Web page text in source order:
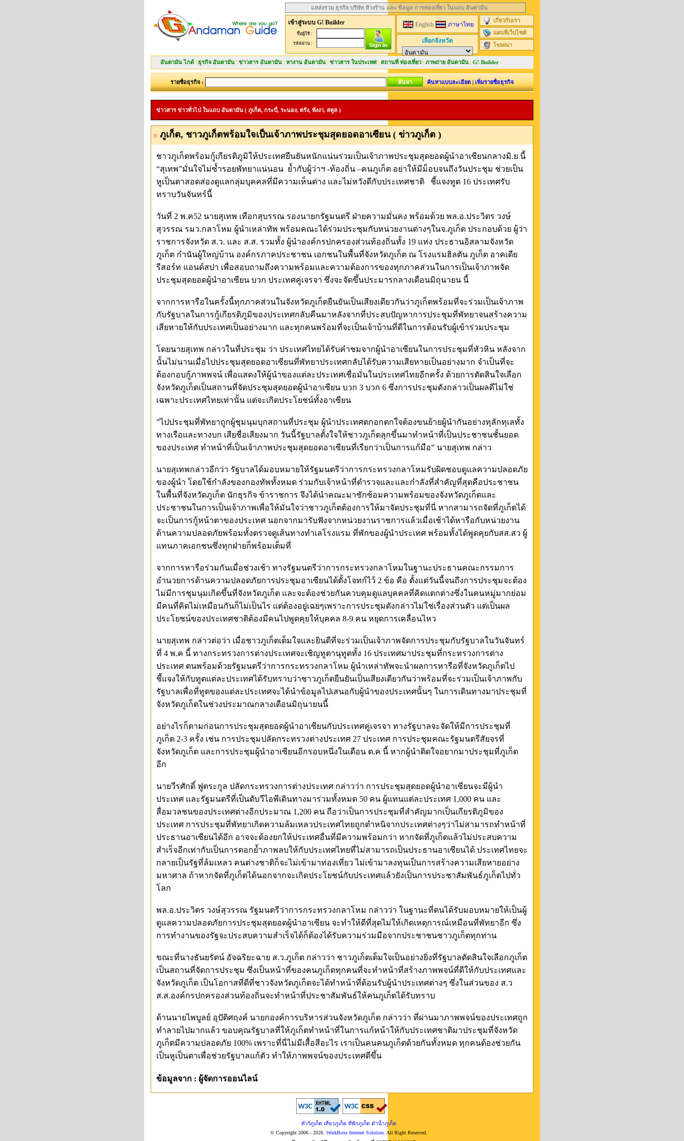
แหล่งรวม ธุรกิจ บริษัท ห้างร้าน และ ข้อมูล การท่องเที่ยว ในแถบ อันดามัน
เข้าสู่ระบบ G! Builder
ชื่อผู้ใช้ :
รหัสผ่าน :
English ภาษาไทย
เลือกจังหวัด
เกี่ยวกับเรา
แผนที่เว็บไซต์
โฆษณา
อันดามัน ไกด์ | ธุรกิจ อันดามัน | ข่าวสาร อันดามัน | หางาน อันดามัน | ข่าวสาร ในประเทศ| สถานที่ ท่องเที่ยว | ภาพถ่าย อันดามัน | G! Builder
รายชื่อธุรกิจ : ค้นหาแบบละเอียด|เพิ่มรายชื่อธุรกิจ
ข่าวสาร ข่าวทั่วไป ในแถบ อันดามัน ( ภูเก็ต, กระบี่, ระนอง, ตรัง, พังงา, สตูล )
ภูเก็ต, ชาวภูเก็ตพร้อมใจเป็นเจ้าภาพประชุมสุดยอดอาเซียน ( ข่าวภูเก็ต )
ชาวภูเก็ตพร้อมกู้เกียรติภูมิให้ประเทศยืนยันหนักแน่นร่วมเป็นเจ้าภาพประชุมสุดยอดผู้นำอาเซียนกลางมิ.ย นี้
“สุเทพ”มั่นใจไม่ซ้ำรอยพัทยาแน่นอน ย้ำกับผู้ว่าฯ -ท้องถิ่น –คนภูเก็ต อย่าให้มีม็อบจนถึงวันประชุม ช่วยเป็น
หูเป็นตาสอดส่องดูแลกลุ่มบุคคลที่มีความเห็นต่าง และไม่หวังดีกับประเทศชาติ ชี้แจงทูต 16 ประเทศรับ
ทราบวันจันทร์นี้
วันที่ 2 พ.ค52 นายสุเทพ เทือกสุบรรณ รองนายกรัฐมนตรี ฝ่ายความมั่นคง พร้อมด้วย พล.อ.ประวิตร วงษ์
สุวรรณ รมว.กลาโหม ผู้นำเหล่าทัพ พร้อมคณะได้ร่วมประชุมกับหน่วยงานต่างๆในจ.ภูเก็ต ประกอบด้วย ผู้ว่า
ราชการจังหวัด ส.ว. และ ส.ส. รวมทั้ง ผู้นำองค์กรปกครองส่วนท้องถิ่นทั้ง 19 แห่ง ประธานอิสลามจังหวัด
ภูเก็ต กำนันผู้ใหญ่บ้าน องค์กรภาคประชาชน เอกชนในพื้นที่จังหวัดภูเก็ต ณ โรงแรมฮิลตัน ภูเก็ต อาคเดีย
รีสอร์ท แอนด์สปา เพื่อสอบถามถึงความพร้อมและความต้องการของทุกภาคส่วนในการเป็นเจ้าภาพจัด
ประชุมสุดยอดผู้นำอาเซียน บวก ประเทศคู่เจรจา ซึ่งจะจัดขึ้นประมารกลางเดือนมิถุนายน นี้
จากการหารือในครั้งนี้ทุกภาคส่วนในจังหวัดภูเก็ตยืนยันเป็นเสียงเดียวกันว่าภูเก็ตพร้อมที่จะร่วมเป็นเจ้าภาพ
กับรัฐบาลในการกู้เกียรติภูมิของประเทศกลับคืนมาหลังจากที่ประสบปัญหาการประชุมที่พัทยาจนสร้างความ
เสียหายให้กับประเทศเป็นอย่างมาก และทุกคนพร้อมที่จะเป็นเจ้าบ้านที่ดีในการต้อนรับผู้เข้าร่วมประชุม
โดยนายสุเทพ กล่าวในที่ประชุม ว่า ประเทศไทยได้รับคำชมจากผู้นำอาเซียนในการประชุมที่หัวหิน หลังจาก
นั้นไม่นานเมื่อไปประชุมสุดยอดอาเซียนที่พัทยาประเทศกลับได้รับความเสียหายเป็นอย่างมาก จำเป็นที่จะ
ต้องกอบกู้ภาพพจน์ เพื่อแสดงให้ผู้นำของแต่ละประเทศเชื่อมั่นในประเทศไทยอีกครั้ง ด้วยการตัดสินใจเลือก
จังหวัดภูเก็ตเป็นสถานที่จัดประชุมสุดยอดผู้นำอาเซียน บวก 3 บวก 6 ซึ่งการประชุมดังกล่าวเป็นผลดีไม่ใช่
เฉพาะประเทศไทยเท่านั้น แต่จะเกิดประโยชน์ทั้งอาเซียน
”ไปประชุมที่พัทยาถูกผู้ชุมนุมบุกสถานที่ประชุม ผู้นำประเทศตกอกตกใจต้องขนย้ายผู้นำกันอย่างทุลักทุเลทั้ง
ทางเรือและทางบก เสียชื่อเสียงมาก วันนี้รัฐบาลตั้งใจให้ชาวภูเก็ตลุกขึ้นมาทำหน้าที่เป็นประชาชนชั้นยอด
ของประเทศ ทำหน้าที่เป็นเจ้าภาพประชุมสุดยอดอาเซียนที่เรียกว่าเป็นการแก้มือ” นายสุเทพ กล่าว
นายสุเทพกล่าวอีกว่า รัฐบาลได้มอบหมายให้รัฐมนตรีว่าการกระทรวงกลาโหมรับผิดชอบดูแลความปลอดภัย
ของผู้นำ โดยใช้กำลังของกองทัพทั้งหมด ร่วมกับเจ้าหน้าที่ตำรวจและและกำลังที่สำคัญที่สุดคือประชาชน
ในพื้นที่จังหวัดภูเก็ต นักธุรกิจ ข้าราชการ จึงได้นำคณะมาซักซ้อมความพร้อมของจังหวัดภูเก็ตและ
ประชาชนในการเป็นเจ้าภาพเพื่อให้มั่นใจว่าชาวภูเก็ตต้องการให้มาจัดประชุมที่นี่ หากสามารถจัดที่ภูเก็ตได้
จะเป็นการกู้หน้าตาของประเทศ นอกจากมารับฟังจากหน่วยงานราชการแล้วเมื่อเช้าได้หารือกับหน่วยงาน
ด้านความปลอดภัยพร้อมทั้งตรวจดูเส้นทางทำเลโรงแรม ที่พักของผู้นำประเทศ พร้อมทั้งได้พูดคุยกับสส.สว ผู้
แทนภาคเอกชนซึ่งทุกฝ่ายก็พร้อมเต็มที่
จากการหารือร่วมกันเมื่อช่วงเช้า ทางรัฐมนตรีว่าการกระทรวงกลาโหมในฐานะประธานคณะกรรมการ
อำนวยการด้านความปลอดภัยการประชุมอาเซียนได้ตั้งโจทก์ไว้ 2 ข้อ คือ ตั้งแต่วันนี้จนถึงการประชุมจะต้อง
ไม่มีการชุมนุมเกิดขึ้นที่จังหวัดภูเก็ต และจะต้องช่วยกันควบคุมดูแลบุคคลที่คิดแตกต่างซึ่งในคนหมู่มากย่อม
มีคนที่คิดไม่เหมือนกันก็ไม่เป็นไร แต่ต้องอยู่เฉยๆเพราะการประชุมดังกล่าวไม่ใช่เรื่องส่วนตัว แต่เป็นผล
ประโยชน์ของประเทศชาติต้องมีคนไปพูดคุยให้บุคคล 8-9 คน หยุดการเคลื่อนไหว
นายสุเทพ กล่าวต่อว่า เมื่อชาวภูเก็ตเต็มใจและยินดีที่จะร่วมเป็นเจ้าภาพจัดการประชุมกับรัฐบาลในวันจันทร์
ที่ 4 พ.ค นี้ ทางกระทรวงการต่างประเทศจะเชิญทูตานุทูตทั้ง 16 ประเทศมาประชุมที่กระทรวงการต่าง
ประเทศ ตนพร้อมด้วยรัฐมนตรีว่าการกระทรวงกลาโหม ผู้นำเหล่าทัพจะนำผลการหารือที่จังหวัดภูเก็ตไป
ชี้แจงให้กับทูตแต่ละประเทศได้รับทราบว่าชาวภูเก็ตยืนยันเป็นเสียงเดียวกันว่าพร้อมที่จะร่วมเป็นเจ้าภาพกับ
รัฐบาลเพื่อที่ทูตของแต่ละประเทศจะได้นำข้อมูลไปเสนอกับผู้นำของประเทศนั้นๆ ในการเดินทางมาประชุมที่
จังหวัดภูเก็ตในช่วงประมาณกลางเดือนมิถุนายนนี้
อย่างไรก็ตามก่อนการประชุมสุดยอดผู้นำอาเซียนกับประเทศคู่เจรจา ทางรัฐบาลจะจัดให้มีการประชุมที่
ภูเก็ต 2-3 ครั้ง เช่น การประชุมปลัดกระทรวงต่างประเทศ 27 ประเทศ การประชุมคณะรัฐมนตรีสัยจรที่
จังหวัดภูเก็ต และการประชุมผู้นำอาเซียนอีกรอบหนึ่งในเดือน ต.ค นี้ หากผู้นำติดใจอยากมาประชุมที่ภูเก็ต
อีก
นายวีรศักดิ์ ฟูตระกูล ปลัดกระทรวงการต่างประเทศ กล่าวว่า การประชุมสุดยอดผู้นำอาเซียนจะมีผู้นำ
ประเทศ และรัฐมนตรีที่เป็นดับวีไอพีเดินทางมาร่วมทั้งหมด 50 คน ผู้แทนแต่ละประเทศ 1,000 คน และ
สื่อมวลชนของประเทศต่างอีกประมาณ 1,200 คน ถือว่าเป็นการประชุมที่สำคัญมากเป็นเกียรติภูมิของ
ประเทศ การประชุมที่พัทยาเกิดความล้มเหลวประเทศไทยถูกตำหนิจากประเทศต่างๆว่าไม่สามารถทำหน้าที่
ประธานอาเซียนได้อีก อาจจะต้องยกให้ประเทศอื่นที่มีความพร้อมกว่า หากจัดที่ภูเก็ตแล้วไม่ประสบความ
สำเร็จอีกเท่ากับเป็นการตอกย้ำภาพลบให้กับประเทศไทยที่ไม่สามารถเป็นประธานอาเซียนได้ ประเทศไทยจะ
กลายเป็นรัฐที่ล้มเหลว คนต่างชาติก็จะไม่เข้ามาท่องเที่ยว ไม่เข้ามาลงทุนเป็นการสร้างความเสียหายอย่าง
มหาศาล ถ้าหากจัดที่ภูเก็ตได้นอกจากจะเกิดประโยชน์กับประเทศแล้วยังเป็นการประชาสัมพันธ์ภูเก็ตไปทั่ว
โลก
พล.อ.ประวิตร วงษ์สุวรรณ รัฐมนตรีว่าการกระทรวงกลาโหม กล่าวว่า ในฐานะที่ตนได้รับมอบหมายให้เป็นผู้
ดูแลความปลอดภัยการประชุมสุดยอดผู้นำอาเซียน จะทำให้ดีที่สุดไม่ให้เกิดเหตุการณ์เหมือนที่พัทยาอีก ซึ่ง
การทำงานของรัฐจะประสบความสำเร็จได้ก็ต้องได้รับความร่วมมือจากประชาชนชาวภูเก็ตทุกท่าน
ขณะที่นางธันยรัตน์ อัจฉริยะฉาย ส.ว.ภูเก็ต กล่าวว่า ชาวภูเก็ตเต็มใจเป็นอย่างยิ่งที่รัฐบาลตัดสินใจเลือกภูเก็ต
เป็นสถานที่จัดการประชุม ซึ่งเป็นหน้าที่ของคนภูเก็ตทุกคนที่จะทำหน้าที่สร้างภาพพจน์ที่ดีให้กับประเทศและ
จังหวัดภูเก็ต เป็นโอกาสที่ดีที่ชาวจังหวัดภูเก็ตจะได้ทำหน้าที่ต้อนรับผู้นำประเทศต่างๆ ซึ่งในส่วนของ ส.ว
ส.ส.องค์กรปกครองส่วนท้องถิ่นจะทำหน้าที่ประชาสัมพันธ์ให้คนภูเก็ตได้รับทราบ
ด้านนายไพบูลย์ อุปัติศฤงค์ นายกองค์การบริหารส่วนจังหวัดภูเก็ต กล่าวว่า ที่ผ่านมาภาพพจน์ของประเทศถูก
ทำลายไปมากแล้ว ขอบคุณรัฐบาลที่ให้ภูเก็ตทำหน้าที่ในการแก้หน้าให้กับประเทศชาติมาประชุมที่จังหวัด
ภูเก็ตมีความปลอดภัย 100% เพราะที่นี่ไม่มีเสื้อสีอะไร เราเป็นคนคนภูเก็ตด้วยกันทั้งหมด ทุกคนต้องช่วยกัน
เป็นหูเป็นตาเพื่อช่วยรัฐบาลแก้ตัว ทำให้ภาพพจน์ของประเทศดีขึ้น
ข้อมูลจาก : ผู้จัดการออนไลน์
ทัวร์ภูเก็ต เที่ยวภูเก็ต ที่พักภูเก็ต ดำน้ำภูเก็ต
© Copyright 2006 - 2026. WorkBoxs Internet Solution. All Right Reserved.